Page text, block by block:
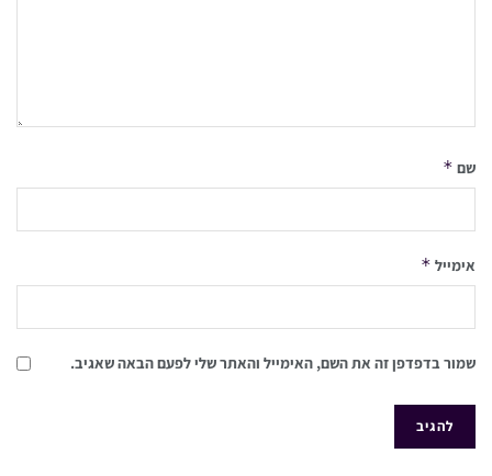
שם *
אימייל *
שמור בדפדפן זה את השם, האימייל והאתר שלי לפעם הבאה שאגיב.